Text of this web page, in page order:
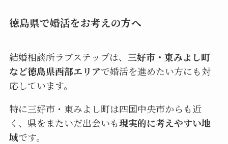
徳島県で婚活をお考えの方へ
結婚相談所ラブステップは、 三好市・東みよし町
など徳島県西部エリアで婚活を進めたい方にも対
応しています。
特に三好市・東みよし町は四国中央市からも近
く、県をまたいだ出会いも現実的に考えやすい地
域です。